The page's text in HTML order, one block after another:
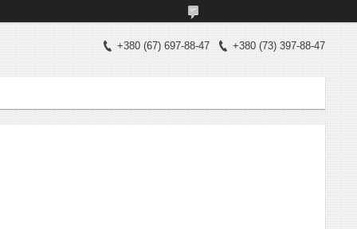
+380 (67) 697-88-47 +380 (73) 397-88-47